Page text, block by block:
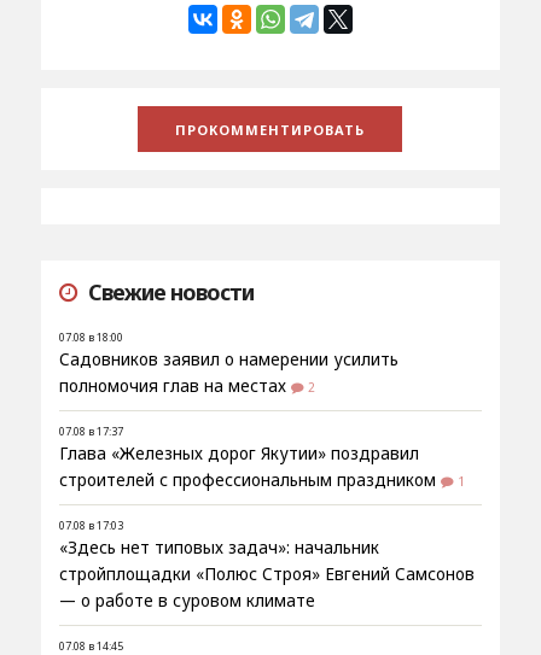
Свежие новости
07.08 в 18:00
Садовников заявил о намерении усилить
полномочия глав на местах
2
07.08 в 17:37
Глава «Железных дорог Якутии» поздравил
строителей с профессиональным праздником
1
07.08 в 17:03
«Здесь нет типовых задач»: начальник
стройплощадки «Полюс Строя» Евгений Самсонов
— о работе в суровом климате
07.08 в 14:45